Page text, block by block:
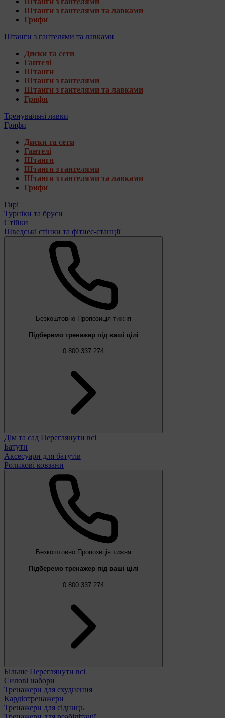
Штанги з гантелями та лавками
Грифи
Штанги з гантелями та лавками
Диски та сети
Гантелі
Штанги
Штанги з гантелями
Штанги з гантелями та лавками
Грифи
Тренувальні лавки
Грифи
Диски та сети
Гантелі
Штанги
Штанги з гантелями
Штанги з гантелями та лавками
Грифи
Гирі
Турніки та бруси
Стійки
Шведські стінки та фітнес-станції
Безкоштовно Пропозиція тижня
Підберемо тренажер під ваші цілі
0 800 337 274
Дім та сад Переглянути всі
Батути
Аксесуари для батутів
Роликові ковзани
Безкоштовно Пропозиція тижня
Підберемо тренажер під ваші цілі
0 800 337 274
Більше Переглянути всі
Силові набори
Тренажери для схуднення
Кардіотренажери
Тренажери для сідниць